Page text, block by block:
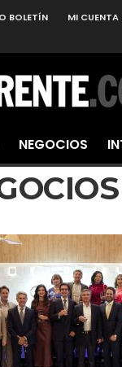
BOLETÍN MI CUENTA
NEGOCIOS